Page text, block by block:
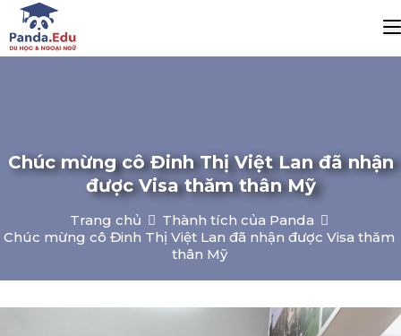
Chúc mừng cô Đinh Thị Việt Lan đã nhận
được Visa thăm thân Mỹ
Trang chủ
Thành tích của Panda
Chúc mừng cô Đinh Thị Việt Lan đã nhận được Visa thăm
thân Mỹ